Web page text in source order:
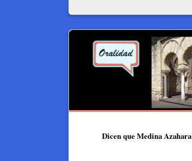
Dicen que Medina Azahara